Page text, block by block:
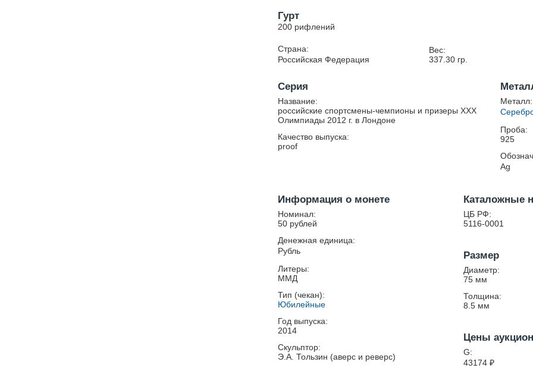
Гурт
200 рифлений
Страна:
Российская Федерация
Вес:
337.30гр.
Серия
Название:
российские спортсмены-чемпионы и призеры ХХХ
Олимпиады 2012 г. в Лондоне
Качество выпуска:
proof
Металл:
Проба:
925
Ag
Информация о монете
Номинал:
50 рублей
Денежная единица:
Рубль
Литеры:
ММД
Тип (чекан):
Юбилейные
Год выпуска:
2014
Скульптор:
Э.А. Тользин (аверс и реверс)
Каталожные
ЦБ РФ:
5116-0001
Размер
Диаметр:
75 мм
Толщина:
8.5 мм
Цены
G:
43174 ₽